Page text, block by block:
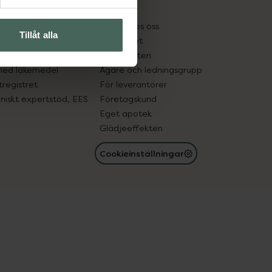
Tillåt alla
in gammal medicin
läkemedel
expertstöd, EES
Pressrum
Jobba hos oss
Hållbarhet
Samarbeten
Ägare och ledningsgrupp
För leverantörer
Företagskund
Eget apotek
Glädjeeffekten
Cookieinställningar